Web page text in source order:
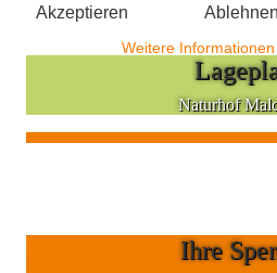
Naturhof
Ihre
Akzeptieren Ablehnen
Weitere Informationen